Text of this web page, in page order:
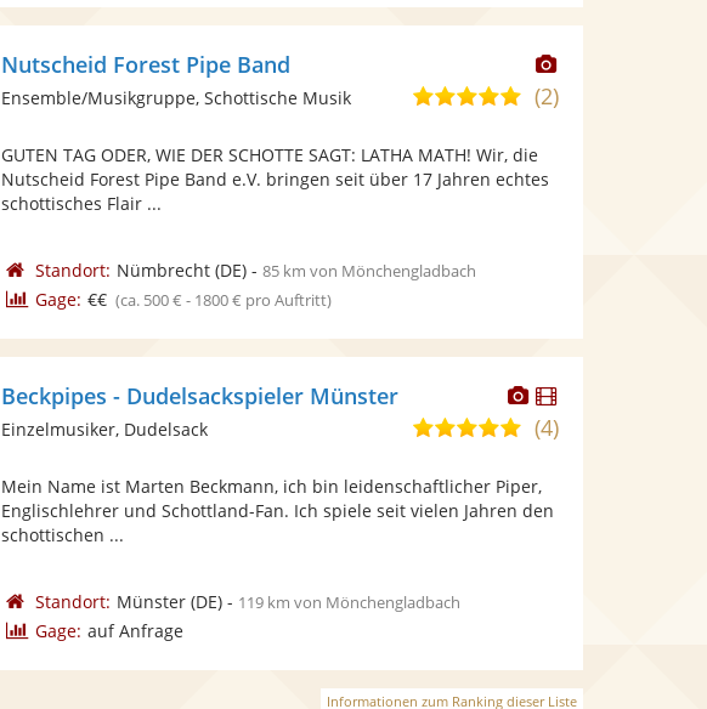
Dieser
Künstler
Nutscheid Forest Pipe Band
5,0
5
Sternen
(2)
Ensemble/Musikgruppe, Schottische Musik
GUTEN TAG ODER, WIE DER SCHOTTE SAGT: LATHA MATH! Wir, die
Nutscheid Forest Pipe Band e.V. bringen seit über 17 Jahren echtes
schottisches Flair ...
Standort: Nümbrecht(DE)- 85 km von Mönchengladbach
Gage: €€ (ca. 500 € - 1800 € pro Auftritt)
Dieser
Künstler
stellt
bereit.
Dieser
Künstler
Beckpipes - Dudelsackspieler Münster
5,0
5
Sternen
(4)
Einzelmusiker, Dudelsack
Mein Name ist Marten Beckmann, ich bin leidenschaftlicher Piper,
Englischlehrer und Schottland-Fan. Ich spiele seit vielen Jahren den
schottischen ...
Standort: Münster(DE)- 119 km von Mönchengladbach
Gage: auf Anfrage
Informationen zum Ranking dieser Liste